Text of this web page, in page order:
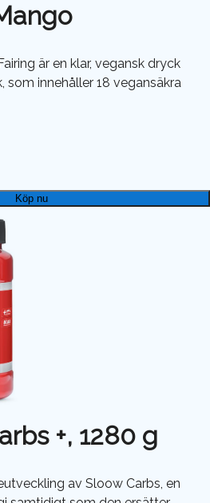
är en klar, vegansk dryck
innehåller 18 vegansäkra
Köp nu
+, 1280 g
av Sloow Carbs, en